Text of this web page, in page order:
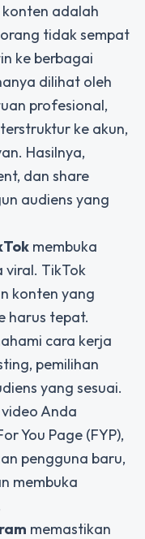
adalah
tidak sempat
ke berbagai
dilihat oleh
profesional,
ke akun,
Hasilnya,
dan share
audiens yang
membuka
viral. TikTok
konten yang
harus tepat.
cara kerja
pemilihan
yang sesuai.
Anda
You Page (FYP),
pengguna baru,
membuka
memastikan